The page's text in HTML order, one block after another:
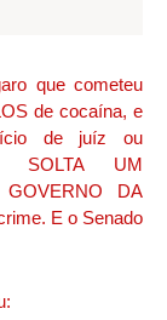
que cometeu
de cocaína, e
de juíz ou
SOLTA UM
DA
E o Senado